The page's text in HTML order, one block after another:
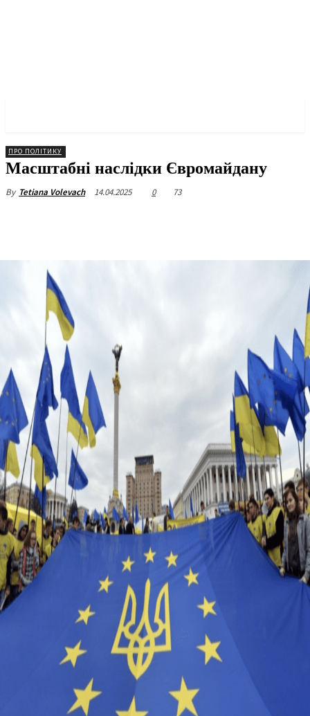
ПРО ПОЛІТИКУ
Масштабні наслідки Євромайдану
By Tetiana Volevach 14.04.2025 0 73